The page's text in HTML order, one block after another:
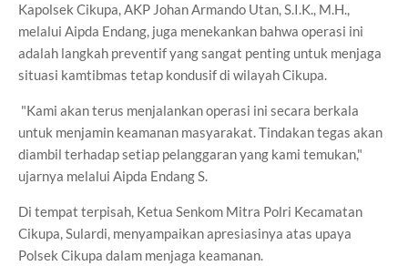
Kapolsek Cikupa, AKP Johan Armando Utan, S.I.K., M.H.,
melalui Aipda Endang, juga menekankan bahwa operasi ini
adalah langkah preventif yang sangat penting untuk menjaga
situasi kamtibmas tetap kondusif di wilayah Cikupa.
"Kami akan terus menjalankan operasi ini secara berkala
untuk menjamin keamanan masyarakat. Tindakan tegas akan
diambil terhadap setiap pelanggaran yang kami temukan,"
ujarnya melalui Aipda Endang S.
Di tempat terpisah, Ketua Senkom Mitra Polri Kecamatan
Cikupa, Sulardi, menyampaikan apresiasinya atas upaya
Polsek Cikupa dalam menjaga keamanan.